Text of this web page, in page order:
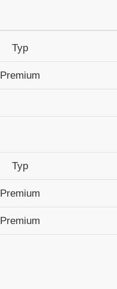
Typ
Premium
Typ
Premium
Premium